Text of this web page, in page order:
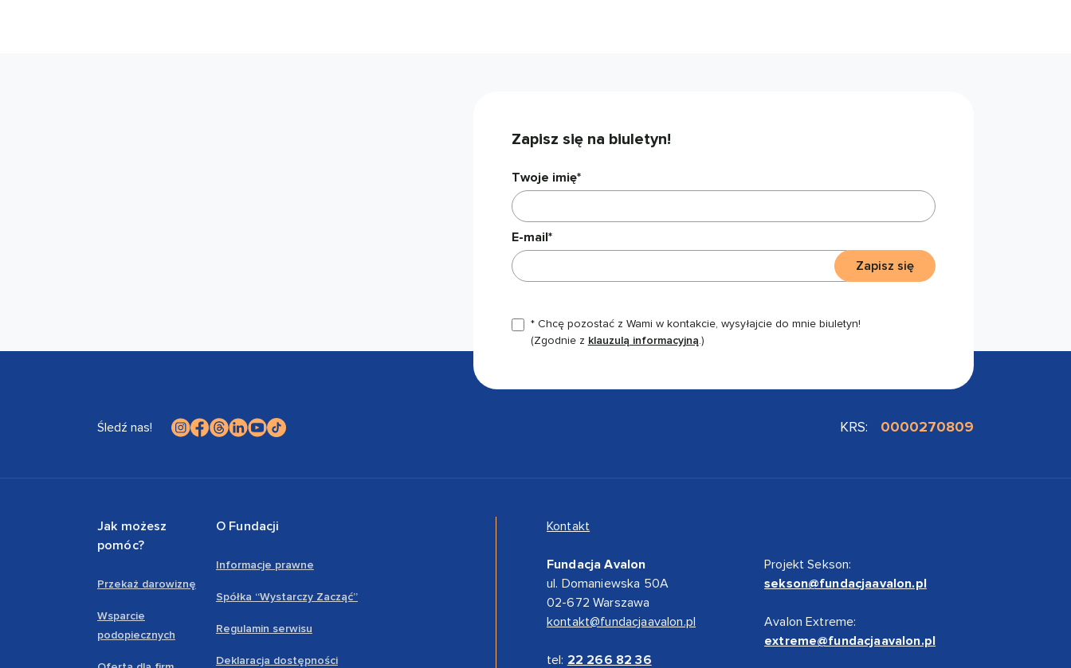
Zapisz się na biuletyn!
Twoje imię*
E-mail*
* Chcę pozostać z Wami w kontakcie, wysyłajcie do mnie biuletyn!
(Zgodnie z klauzulą informacyjną.)
Zapisz się
KRS: 0000270809
Śledź nas!
Jak możesz
pomóc?
Przekaż darowiznę
Wsparcie
podopiecznych
O Fundacji
Informacje prawne
Spółka “Wystarczy Zacząć”
Regulamin serwisu
Deklaracja dostępności
Kontakt
Fundacja Avalon
ul. Domaniewska 50A
02-672 Warszawa
kontakt@fundacjaavalon.pl
tel: 22 266 82 36
Projekt Sekson:
sekson@fundacjaavalon.pl
Avalon Extreme:
extreme@fundacjaavalon.pl